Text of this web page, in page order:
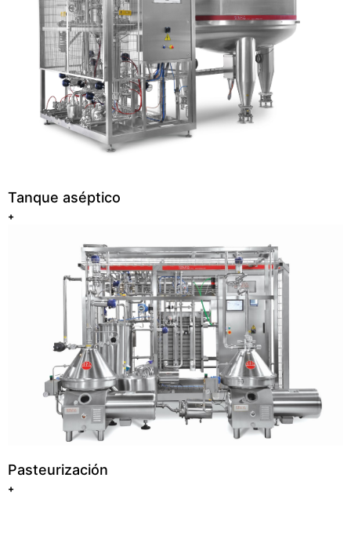
Tanque aséptico
+
Pasteurización
+